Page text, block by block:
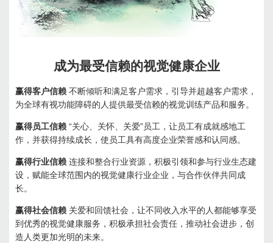
成为最受信赖的视觉健康企业
赢得客户信赖 不断倾听和满足客户需求，引导并超越客户需求，
为全球有视功能障碍的人提供最受信赖的视觉训练产品和服务。
赢得员工信赖 “关心、关怀、关爱”员工，让员工有成就感地工
作，并获得持续成长，使员工具有高度企业荣誉感和认同感。
赢得行业信赖 连接和整合行业资源，积极引领和参与行业生态建
设，赋能全球范围内的视觉健康行业企业，与合作伙伴共同成
长。
赢得社会信赖 关爱和回馈社会，让不同收入水平的人都能够享受
到优秀的视觉健康服务，积极承担社会责任，推动社会进步，创
造人类更加光明的未来。